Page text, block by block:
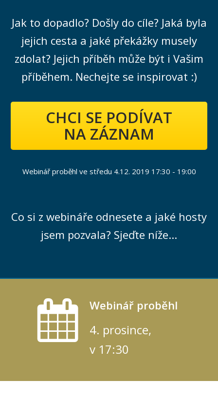
Jak to dopadlo? Došly do cíle? Jaká byla
jejich cesta a jaké překážky musely
zdolat? Jejich příběh může být i Vašim
příběhem. Nechejte se inspirovat :)
CHCI SE PODÍVAT
NA ZÁZNAM
Webinář proběhl ve středu 4.12. 2019 17:30 - 19:00
Co si z webináře odnesete a jaké hosty
jsem pozvala? Sjeďte níže...
Webinář proběhl
4. prosince,
v 17:30